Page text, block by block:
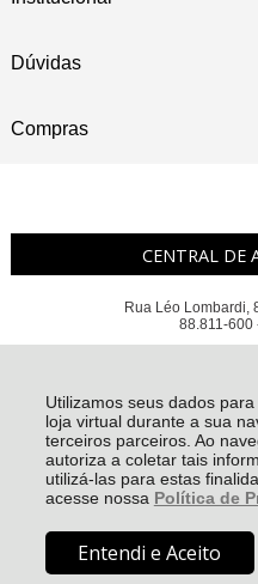
Utilizamos seus dados
loja virtual durante a sua
terceiros parceiros. Ao
autoriza a coletar tais
utilizá-las para estas
acesse nossa Política de
Entendi e Aceito
Dúvidas
Compras
CENTRAL DE
Rua Léo Lombardi,
88.811-600